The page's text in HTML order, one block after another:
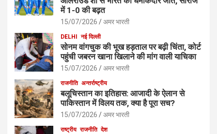
में 1-0 की बढ़त
15/07/2026 अमर भारती
DELHI नई दिल्ली
सोनम वांगचुक की भूख हड़ताल पर बढ़ी चिंता, कोर्ट
पहुंची जबरन खाना खिलाने की मांग वाली याचिका
15/07/2026 अमर भारती
राजनीति अन्तर्राष्ट्रीय
बलूचिस्तान का इतिहास: आजादी के ऐलान से
पाकिस्तान में विलय तक, क्या है पूरा सच?
15/07/2026 अमर भारती
राष्ट्रीय राजनीति देश